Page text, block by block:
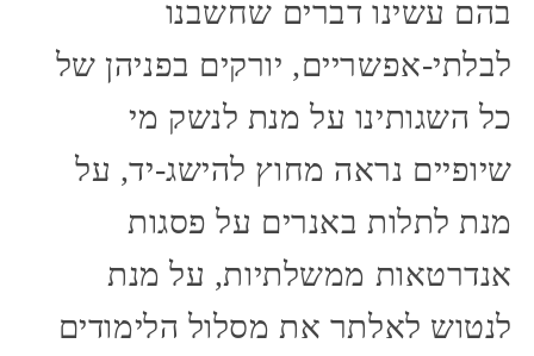
בהם עשינו דברים שחשבנו
לבלתי-אפשריים, יורקים בפניהן של
כל השגותינו על מנת לנשק מי
שיופיים נראה מחוץ להישג-יד, על
מנת לתלות באנרים על פסגות
אנדרטאות ממשלתיות, על מנת
לנטוש לאלתר את מסלול הלימודים